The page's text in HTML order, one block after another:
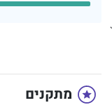
`
מתקנים